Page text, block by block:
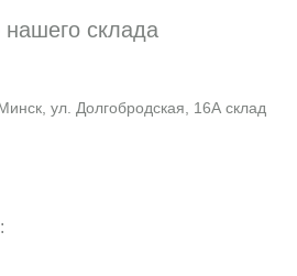
нашего склада
ул. Долгобродская, 16А склад